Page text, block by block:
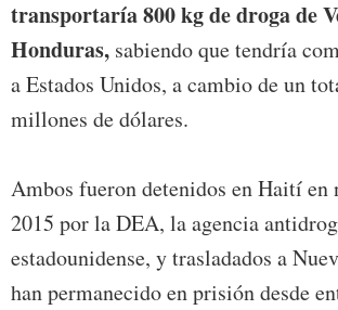
transportaría 800 kg de droga de
Honduras, sabiendo que tendría
a Estados Unidos, a cambio de un
millones de dólares.
Ambos fueron detenidos en Haití en
2015 por la DEA, la agencia
estadounidense, y trasladados a
han permanecido en prisión desde